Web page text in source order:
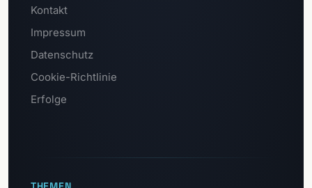
Kontakt
Impressum
Datenschutz
Cookie-Richtlinie
Erfolge